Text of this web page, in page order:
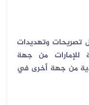
تصريحات وتهديدات
للإمارات من جهة
من جهة أخرى في